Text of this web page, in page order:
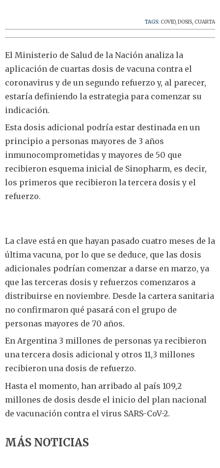
TAGS: COVID, DOSIS, CUARTA
El Ministerio de Salud de la Nación analiza la
aplicación de cuartas dosis de vacuna contra el
coronavirus y de un segundo refuerzo y, al parecer,
estaría definiendo la estrategia para comenzar su
indicación.
Esta dosis adicional podría estar destinada en un
principio a personas mayores de 3 años
inmunocomprometidas y mayores de 50 que
recibieron esquema inicial de Sinopharm, es decir,
los primeros que recibieron la tercera dosis y el
refuerzo.
La clave está en que hayan pasado cuatro meses de la
última vacuna, por lo que se deduce, que las dosis
adicionales podrían comenzar a darse en marzo, ya
que las terceras dosis y refuerzos comenzaros a
distribuirse en noviembre. Desde la cartera sanitaria
no confirmaron qué pasará con el grupo de
personas mayores de 70 años.
En Argentina 3 millones de personas ya recibieron
una tercera dosis adicional y otros 11,3 millones
recibieron una dosis de refuerzo.
Hasta el momento, han arribado al país 109,2
millones de dosis desde el inicio del plan nacional
de vacunación contra el virus SARS-CoV-2.
MÁS NOTICIAS